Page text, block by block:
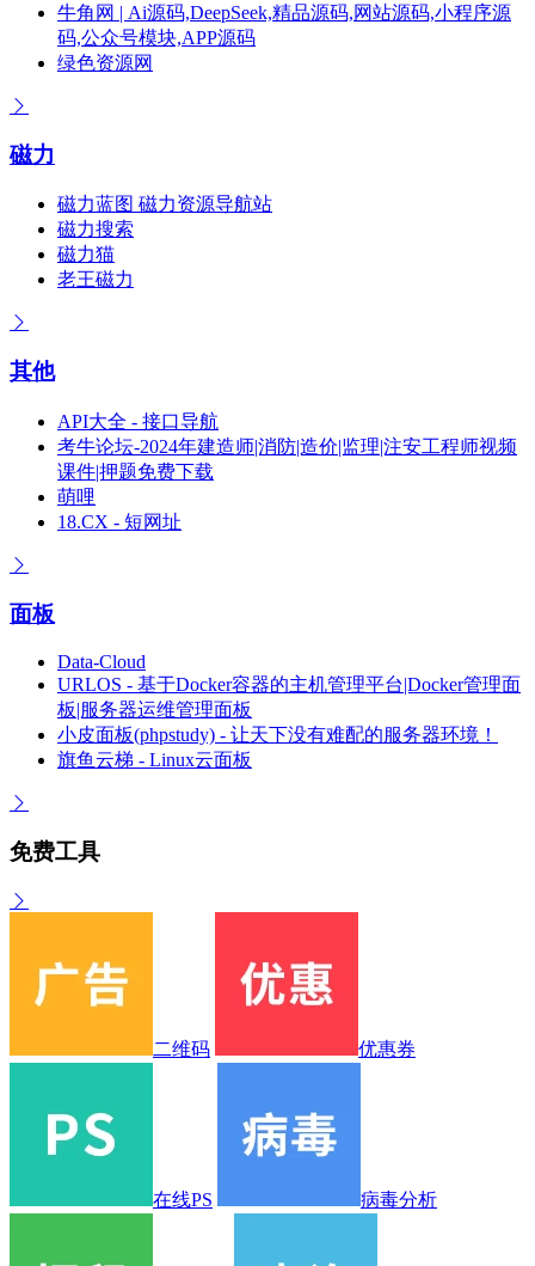
牛角网 | Ai源码,DeepSeek,精品源码,网站源码,小程序源
码,公众号模块,APP源码
绿色资源网
磁力
磁力蓝图 磁力资源导航站
磁力搜索
磁力猫
老王磁力
其他
API大全 - 接口导航
考牛论坛-2024年建造师|消防|造价|监理|注安工程师视频
课件|押题免费下载
萌哩
18.CX - 短网址
面板
Data-Cloud
URLOS - 基于Docker容器的主机管理平台|Docker管理面
板|服务器运维管理面板
小皮面板(phpstudy) - 让天下没有难配的服务器环境！
旗鱼云梯 - Linux云面板
免费工具
二维码 优惠券
在线PS 病毒分析